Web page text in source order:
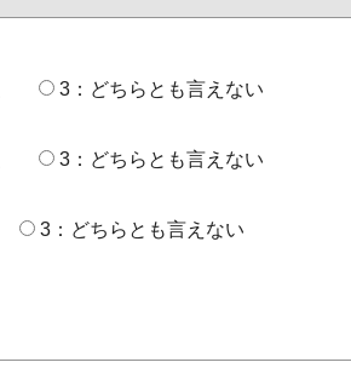
3：どちらとも言えない
3：どちらとも言えない
3：どちらとも言えない